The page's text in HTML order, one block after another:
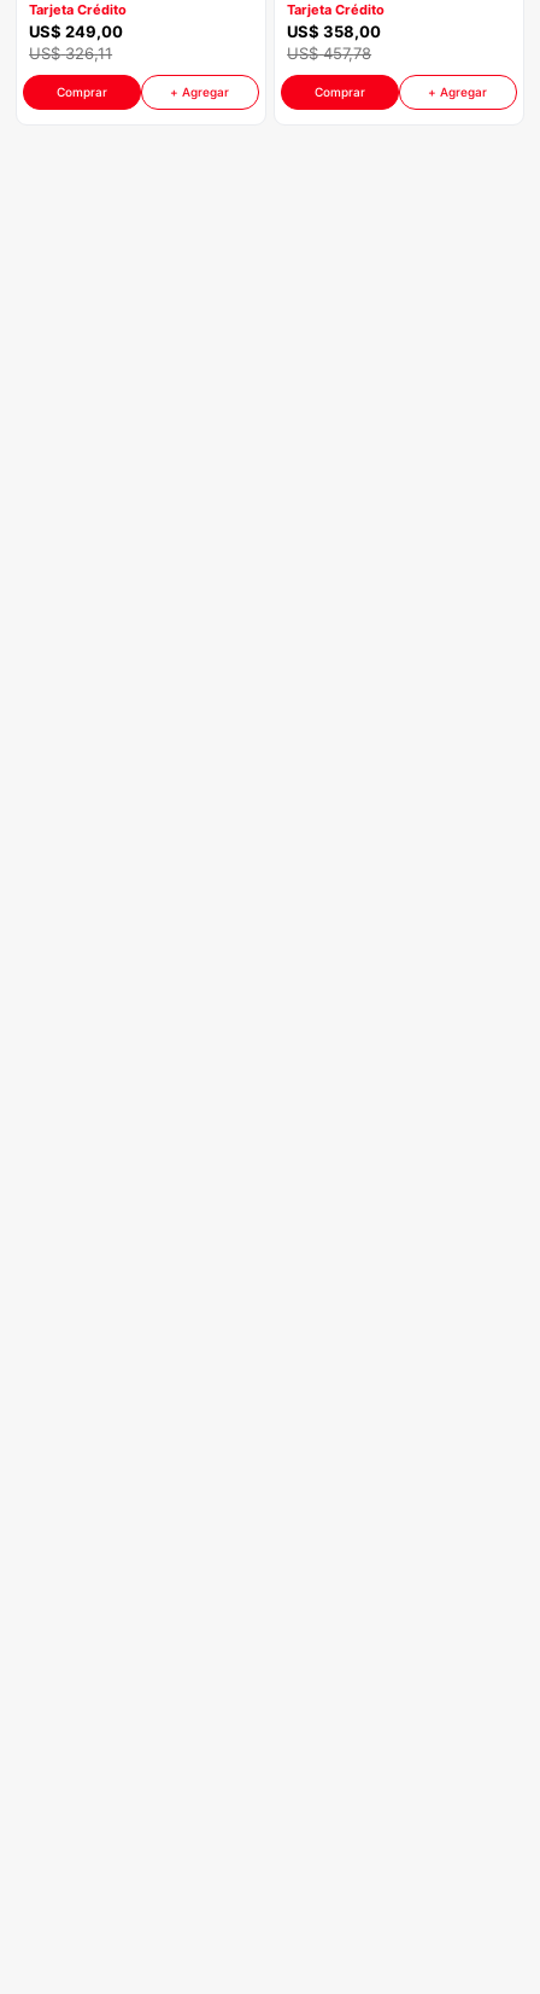
Tarjeta Crédito
US$ 249,00
US$ 326,11
Comprar + Agregar
Tarjeta Crédito
US$ 358,00
US$ 457,78
Comprar + Agregar